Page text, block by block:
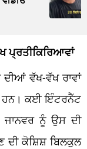
ਪ੍ਰਤੀਕਿਰਿਆਵਾਂ
ਵੱਖ-ਵੱਖ ਰਾਵਾਂ
ਹਨ। ਕਈ ਇੰਟਰਨੈੱਟ
ਜਾਨਵਰ ਨੂੰ ਉਸ ਦੀ
ਦੀ ਕੋਸ਼ਿਸ਼ ਬਿਲਕੁਲ